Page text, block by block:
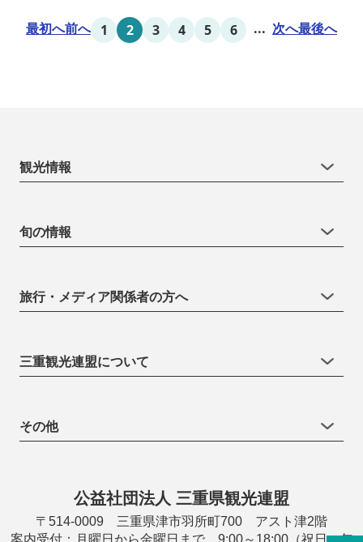
最初へ前へ 1 2 3 4 5 6 ... 次へ最後へ
観光情報
旬の情報
旅行・メディア関係者の方へ
三重観光連盟について
その他
公益社団法人 三重県観光連盟
〒514-0009 三重県津市羽所町700 アスト津2階
案内受付：月曜日から金曜日まで 9:00～18:00（祝日・年